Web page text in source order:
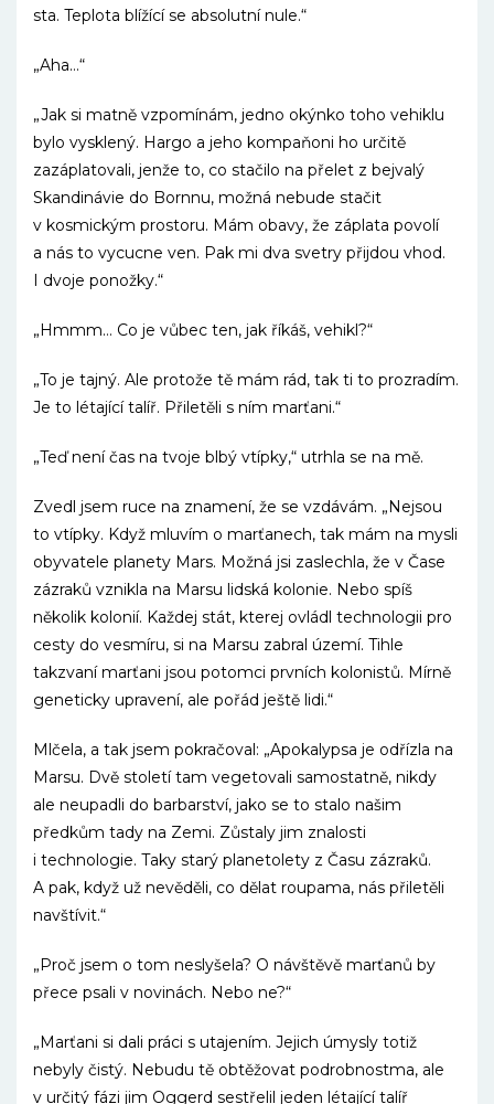
sta. Teplota blížící se absolutní nule.“
„Aha…“
„Jak si matně vzpomínám, jedno okýnko toho vehiklu
bylo vysklený. Hargo a jeho kompaňoni ho určitě
zazáplatovali, jenže to, co stačilo na přelet z bejvalý
Skandinávie do Bornnu, možná nebude stačit
v kosmickým prostoru. Mám obavy, že záplata povolí
a nás to vycucne ven. Pak mi dva svetry přijdou vhod.
I dvoje ponožky.“
„Hmmm… Co je vůbec ten, jak říkáš, vehikl?“
„To je tajný. Ale protože tě mám rád, tak ti to prozradím.
Je to létající talíř. Přiletěli s ním marťani.“
„Teď není čas na tvoje blbý vtípky,“ utrhla se na mě.
Zvedl jsem ruce na znamení, že se vzdávám. „Nejsou
to vtípky. Když mluvím o marťanech, tak mám na mysli
obyvatele planety Mars. Možná jsi zaslechla, že v Čase
zázraků vznikla na Marsu lidská kolonie. Nebo spíš
několik kolonií. Každej stát, kterej ovládl technologii pro
cesty do vesmíru, si na Marsu zabral území. Tihle
takzvaní marťani jsou potomci prvních kolonistů. Mírně
geneticky upravení, ale pořád ještě lidi.“
Mlčela, a tak jsem pokračoval: „Apokalypsa je odřízla na
Marsu. Dvě století tam vegetovali samostatně, nikdy
ale neupadli do barbarství, jako se to stalo našim
předkům tady na Zemi. Zůstaly jim znalosti
i technologie. Taky starý planetolety z Času zázraků.
A pak, když už nevěděli, co dělat roupama, nás přiletěli
navštívit.“
„Proč jsem o tom neslyšela? O návštěvě marťanů by
přece psali v novinách. Nebo ne?“
„Marťani si dali práci s utajením. Jejich úmysly totiž
nebyly čistý. Nebudu tě obtěžovat podrobnostma, ale
v určitý fázi jim Oggerd sestřelil jeden létající talíř